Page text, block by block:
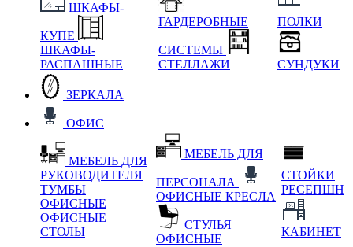
ШКАФЫ-
КУПЕ
ШКАФЫ-
РАСПАШНЫЕ
ГАРДЕРОБНЫЕ
СИСТЕМЫ
СТЕЛЛАЖИ
ПОЛКИ
СУНДУКИ
ЗЕРКАЛА
ОФИС
МЕБЕЛЬ ДЛЯ
РУКОВОДИТЕЛЯ
ТУМБЫ
ОФИСНЫЕ
ОФИСНЫЕ
СТОЛЫ
МЕБЕЛЬ ДЛЯ
ПЕРСОНАЛА
ОФИСНЫЕ КРЕСЛА
СТУЛЬЯ
ОФИСНЫЕ
СТОЙКИ
РЕСЕПШН
КАБИНЕТ